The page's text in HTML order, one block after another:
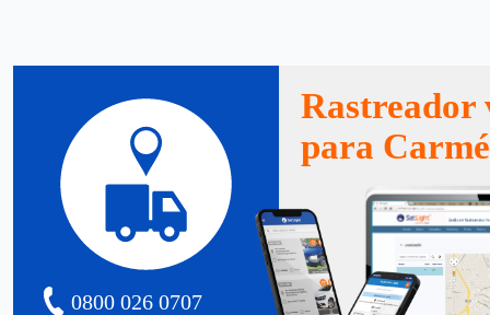
0800 026 0707
Rastreador
para